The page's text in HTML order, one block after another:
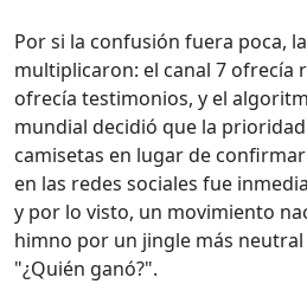
Por si la confusión fuera poca,
multiplicaron: el canal 7 ofrecía
ofrecía testimonios, y el
mundial decidió que la
camisetas en lugar de
en las redes sociales fue
y por lo visto, un movimiento
himno por un jingle más
"¿Quién ganó?".